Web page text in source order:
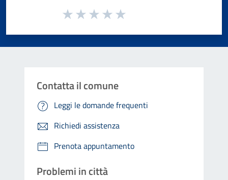
Valuta da 1 a 5 stelle la pagina
Contatta il comune
Leggi le domande frequenti
Richiedi assistenza
Prenota appuntamento
Problemi in città